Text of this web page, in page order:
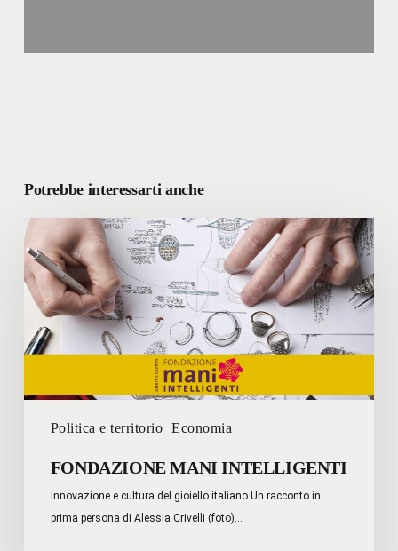
Potrebbe interessarti anche
Politica e territorio Economia
FONDAZIONE
MANI
INTELLIGENTI
FONDAZIONE MANI INTELLIGENTI
Innovazione e cultura del gioiello italiano Un racconto in
prima persona di Alessia Crivelli (foto)…